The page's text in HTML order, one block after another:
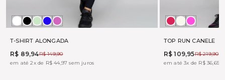
T-SHIRT ALONGADA
R$ 89,94R$ 149,90
em até 2x de R$ 44,97 sem juros
Branco
Preto
ALOEMARINHO
PINK
TOP RUN CANELE
R$ 109,95R$ 219,90
em até 3x de R$ 36,65
BOHEME
OFFTONIC